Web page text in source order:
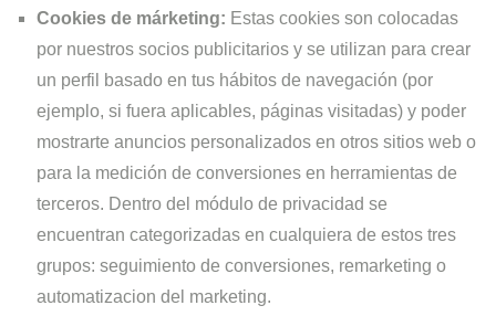
Cookies de márketing: Estas cookies son colocadas
por nuestros socios publicitarios y se utilizan para crear
un perfil basado en tus hábitos de navegación (por
ejemplo, si fuera aplicables, páginas visitadas) y poder
mostrarte anuncios personalizados en otros sitios web o
para la medición de conversiones en herramientas de
terceros. Dentro del módulo de privacidad se
encuentran categorizadas en cualquiera de estos tres
grupos: seguimiento de conversiones, remarketing o
automatizacion del marketing.